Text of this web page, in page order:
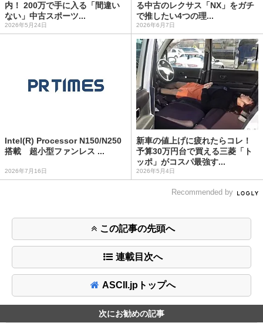
内！ 200万で手に入る「間違い
ない」中古スポーツ...
2026年5月24日
る中古のレクサス「NX」をガチ
で推したい4つの理...
2026年6月7日
Intel(R) Processor N150/N250
搭載 超小型ファンレス ...
2026年7月16日
新車の値上げに疲れたらコレ！
予算30万円台で買える三菱「ト
ッポ」がコスパ最強す...
2026年5月4日
Recommended by
この記事の先頭へ
連載目次へ
ASCII.jpトップへ
次にお勧めの記事